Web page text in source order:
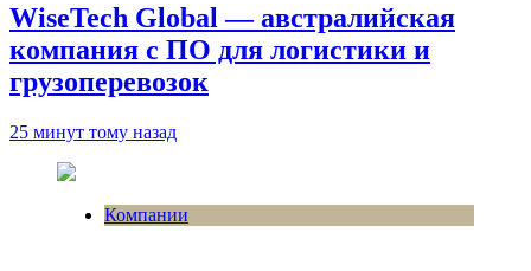
WiseTech Global — австралийская
компания с ПО для логистики и
грузоперевозок
25 минут тому назад
Компании